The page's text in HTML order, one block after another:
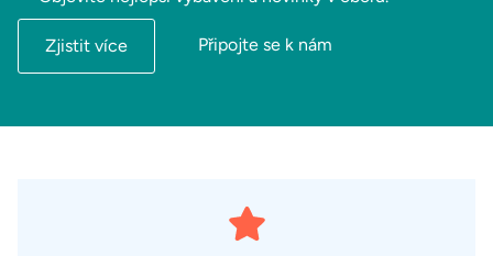
Zjistit více Připojte se k nám